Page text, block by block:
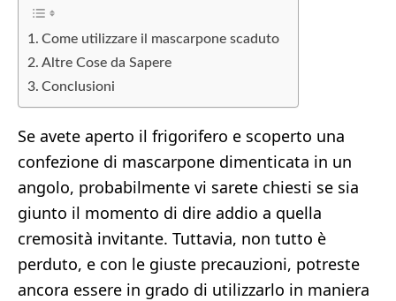
Come utilizzare il mascarpone scaduto
Altre Cose da Sapere
Conclusioni
Se avete aperto il frigorifero e scoperto una
confezione di mascarpone dimenticata in un
angolo, probabilmente vi sarete chiesti se sia
giunto il momento di dire addio a quella
cremosità invitante. Tuttavia, non tutto è
perduto, e con le giuste precauzioni, potreste
ancora essere in grado di utilizzarlo in maniera